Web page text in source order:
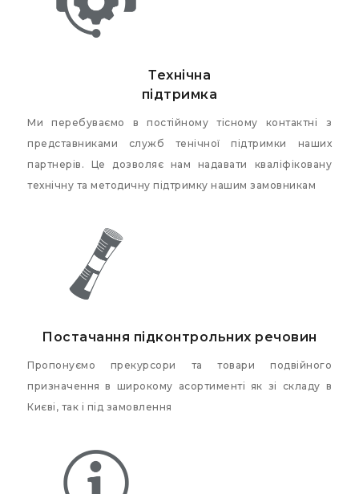
Технічна
підтримка
Ми перебуваємо в постійному тісному контактні з
представниками служб тенічної підтримки наших
партнерів. Це дозволяє нам надавати кваліфіковану
технічну та методичну підтримку нашим замовникам
Постачання підконтрольних речовин
Пропонуємо прекурсори та товари подвійного
призначення в широкому асортименті як зі складу в
Києві, так і під замовлення